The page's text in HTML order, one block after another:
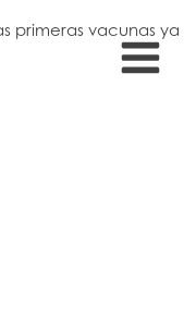
primeras vacunas ya